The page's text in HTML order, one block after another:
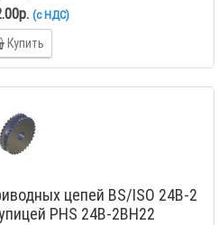
(с НДС)
Купить
цепей BS/ISO 24B-2
PHS 24B-2BH22